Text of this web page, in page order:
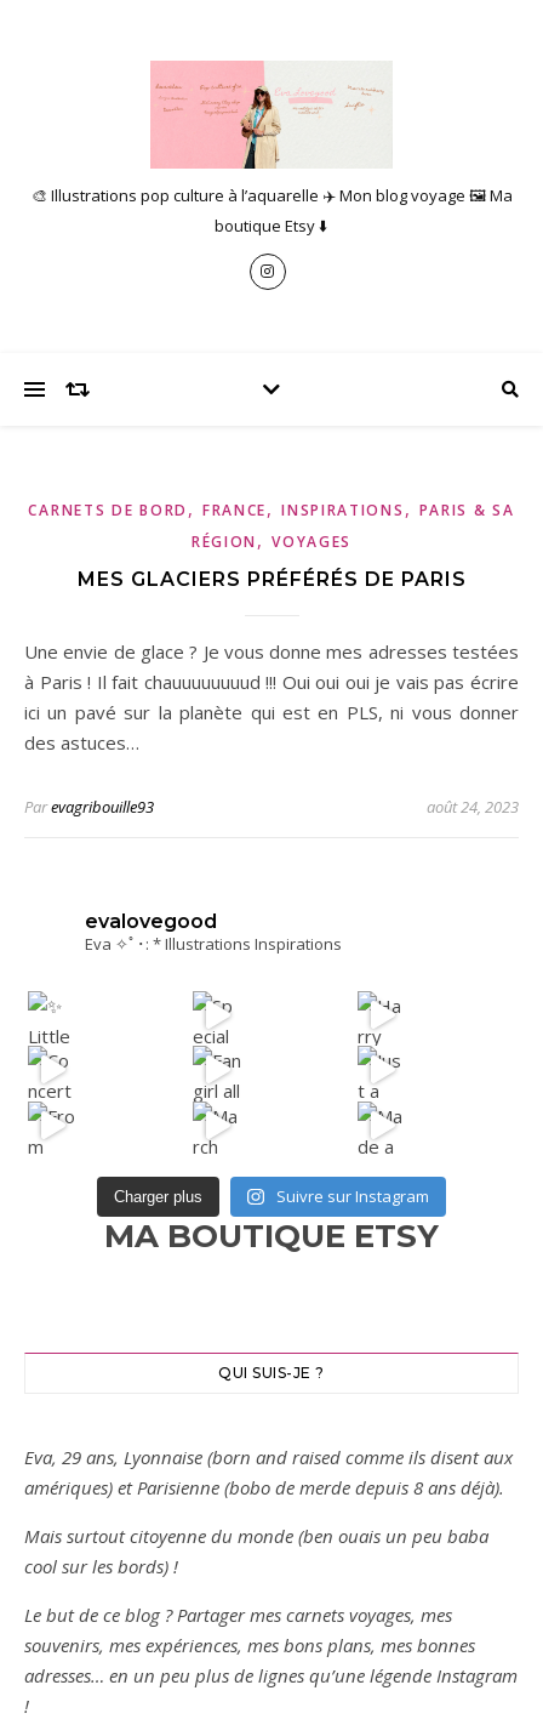
🎨 Illustrations pop culture à l’aquarelle ✈️ Mon blog voyage 🖼️ Ma
boutique Etsy ⬇️
CARNETS DE BORD , FRANCE,INSPIRATIONS , PARIS & SA
RÉGION ,VOYAGES
MES GLACIERS PRÉFÉRÉS DE PARIS
Une envie de glace ? Je vous donne mes adresses testées
à Paris ! Il fait chauuuuuuuud !!! Oui oui oui je vais pas écrire
ici un pavé sur la planète qui est en PLS, ni vous donner
des astuces…
Parevagribouille93 août 24, 2023
evalovegood
Eva ✧ﾟ･: * Illustrations Inspirations
Charger plus Suivre sur Instagram
MA BOUTIQUE ETSY
QUI SUIS-JE ?
Eva, 29 ans, Lyonnaise (born and raised comme ils disent aux
amériques) et Parisienne (bobo de merde depuis 8 ans déjà).
Mais surtout citoyenne du monde (ben ouais un peu baba
cool sur les bords) !
Le but de ce blog ? Partager mes carnets voyages, mes
souvenirs, mes expériences, mes bons plans, mes bonnes
adresses… en un peu plus de lignes qu’une légende Instagram
!